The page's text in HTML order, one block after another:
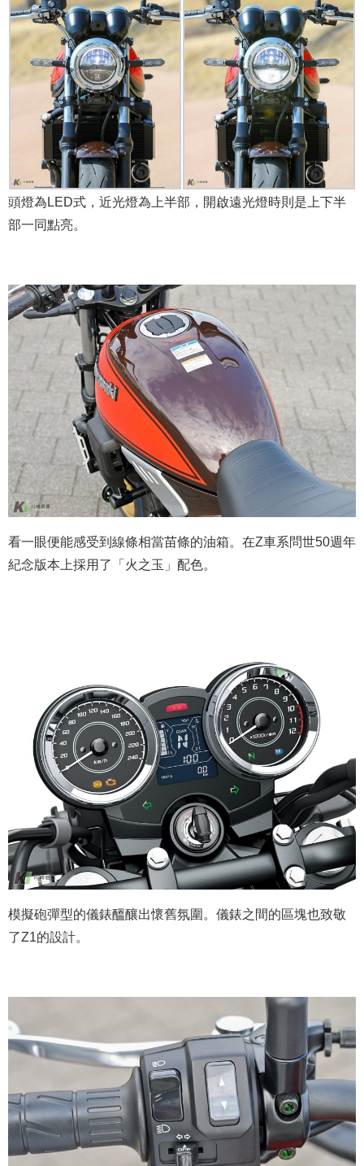
頭燈為LED式，近光燈為上半部，開啟遠光燈時則是上下半
部一同點亮。
看一眼便能感受到線條相當苗條的油箱。在Z車系問世50週年
紀念版本上採用了「火之玉」 配色。
模擬砲彈型的儀錶醞釀出懷舊氛圍。儀錶之間的區塊也致敬
了Z1的設計。